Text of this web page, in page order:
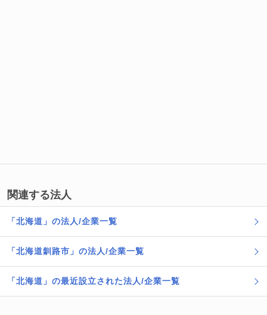
関連する法人
「北海道」の法人/企業一覧
「北海道釧路市」の法人/企業一覧
「北海道」の最近設立された法人/企業一覧